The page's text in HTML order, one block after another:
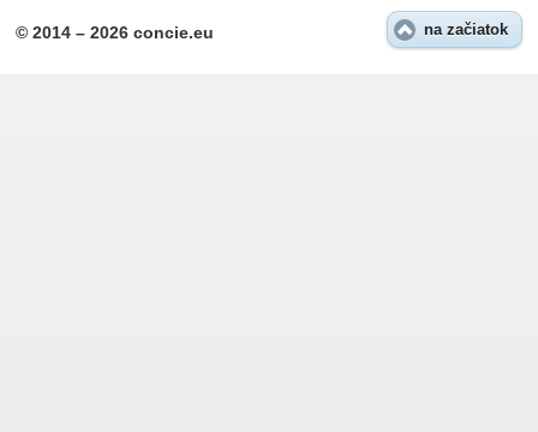
na začiatok
© 2014 – 2026 concie.eu